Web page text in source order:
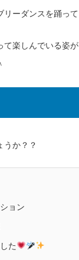
リーダンスを踊って
て楽しんでいる姿が
うか？？
ョン
た